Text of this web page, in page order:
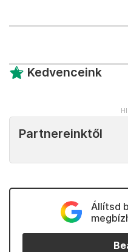
Kedvenceink
Partnereinktől
Állítsd